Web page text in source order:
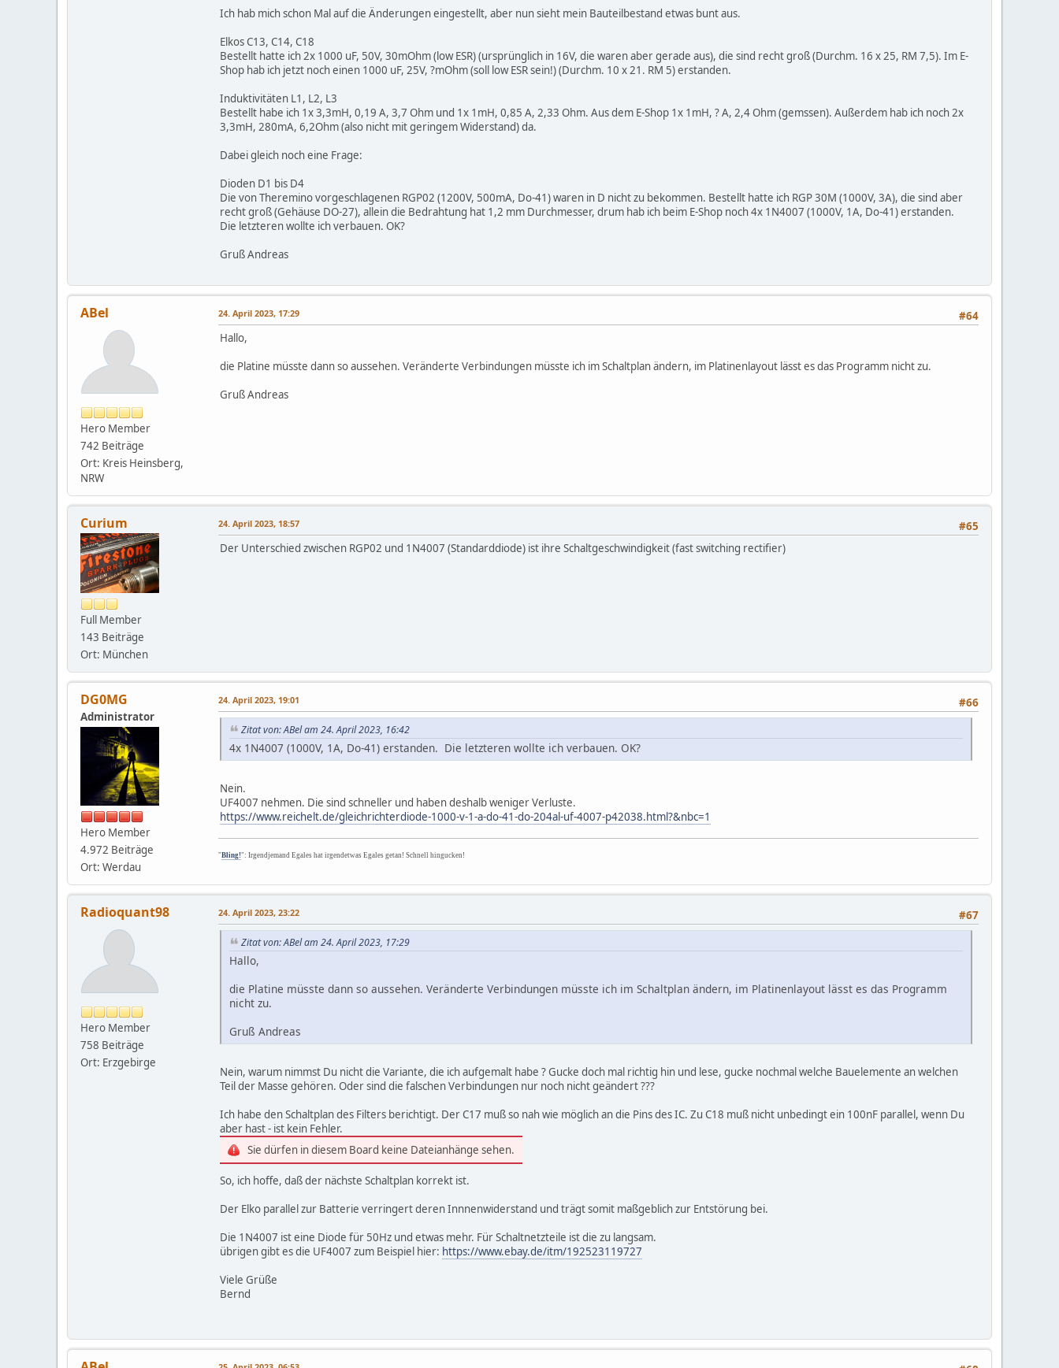
Ich hab mich schon Mal auf die Änderungen eingestellt, aber nun sieht mein Bauteilbestand etwas bunt aus.
Elkos C13, C14, C18
Bestellt hatte ich 2x 1000 uF, 50V, 30mOhm (low ESR) (ursprünglich in 16V, die waren aber gerade aus), die sind recht groß (Durchm. 16 x 25, RM 7,5). Im E-
Shop hab ich jetzt noch einen 1000 uF, 25V, ?mOhm (soll low ESR sein!) (Durchm. 10 x 21. RM 5) erstanden.
Induktivitäten L1, L2, L3
Bestellt habe ich 1x 3,3mH, 0,19 A, 3,7 Ohm und 1x 1mH, 0,85 A, 2,33 Ohm. Aus dem E-Shop 1x 1mH, ? A, 2,4 Ohm (gemssen). Außerdem hab ich noch 2x
3,3mH, 280mA, 6,2Ohm (also nicht mit geringem Widerstand) da.
Dabei gleich noch eine Frage:
Dioden D1 bis D4
Die von Theremino vorgeschlagenen RGP02 (1200V, 500mA, Do-41) waren in D nicht zu bekommen. Bestellt hatte ich RGP 30M (1000V, 3A), die sind aber
recht groß (Gehäuse DO-27), allein die Bedrahtung hat 1,2 mm Durchmesser, drum hab ich beim E-Shop noch 4x 1N4007 (1000V, 1A, Do-41) erstanden.
Die letzteren wollte ich verbauen. OK?
Gruß Andreas
ABel
Hero Member
742 Beiträge
Ort: Kreis Heinsberg,
NRW
#64
24. April 2023, 17:29
Hallo,
die Platine müsste dann so aussehen. Veränderte Verbindungen müsste ich im Schaltplan ändern, im Platinenlayout lässt es das Programm nicht zu.
Gruß Andreas
Curium
Full Member
143 Beiträge
Ort: München
#65
24. April 2023, 18:57
Der Unterschied zwischen RGP02 und 1N4007 (Standarddiode) ist ihre Schaltgeschwindigkeit (fast switching rectifier)
DG0MG
Administrator
Hero Member
4.972 Beiträge
Ort: Werdau
#66
24. April 2023, 19:01
Zitat von: ABel am 24. April 2023, 16:42
4x 1N4007 (1000V, 1A, Do-41) erstanden. Die letzteren wollte ich verbauen. OK?
Nein.
UF4007 nehmen. Die sind schneller und haben deshalb weniger Verluste.
https://www.reichelt.de/gleichrichterdiode-1000-v-1-a-do-41-do-204al-uf-4007-p42038.html?&nbc=1
"Bling!": Irgendjemand Egales hat irgendetwas Egales getan! Schnell hingucken!
Radioquant98
Hero Member
758 Beiträge
Ort: Erzgebirge
#67
24. April 2023, 23:22
Zitat von: ABel am 24. April 2023, 17:29
Hallo,
die Platine müsste dann so aussehen. Veränderte Verbindungen müsste ich im Schaltplan ändern, im Platinenlayout lässt es das Programm
nicht zu.
Gruß Andreas
Nein, warum nimmst Du nicht die Variante, die ich aufgemalt habe ? Gucke doch mal richtig hin und lese, gucke nochmal welche Bauelemente an welchen
Teil der Masse gehören. Oder sind die falschen Verbindungen nur noch nicht geändert ???
Ich habe den Schaltplan des Filters berichtigt. Der C17 muß so nah wie möglich an die Pins des IC. Zu C18 muß nicht unbedingt ein 100nF parallel, wenn Du
aber hast - ist kein Fehler.
Sie dürfen in diesem Board keine Dateianhänge sehen.
So, ich hoffe, daß der nächste Schaltplan korrekt ist.
Der Elko parallel zur Batterie verringert deren Innnenwiderstand und trägt somit maßgeblich zur Entstörung bei.
Die 1N4007 ist eine Diode für 50Hz und etwas mehr. Für Schaltnetzteile ist die zu langsam.
übrigen gibt es die UF4007 zum Beispiel hier: https://www.ebay.de/itm/192523119727
Viele Grüße
Bernd